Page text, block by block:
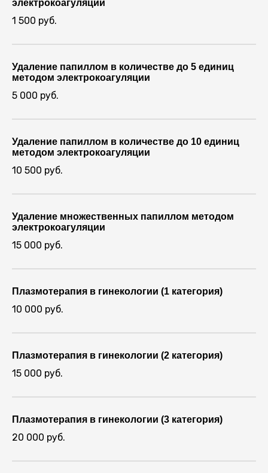
электрокоагуляции
1 500 руб.
Удаление папиллом в количестве до 5 единиц
методом электрокоагуляции
5 000 руб.
Удаление папиллом в количестве до 10 единиц
методом электрокоагуляции
10 500 руб.
Удаление множественных папиллом методом
электрокоагуляции
15 000 руб.
Плазмотерапия в гинекологии (1 категория)
10 000 руб.
Плазмотерапия в гинекологии (2 категория)
15 000 руб.
Плазмотерапия в гинекологии (3 категория)
20 000 руб.